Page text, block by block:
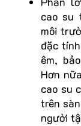
cao su
môi
đặc
êm,
Hơn
cao su
trên
người